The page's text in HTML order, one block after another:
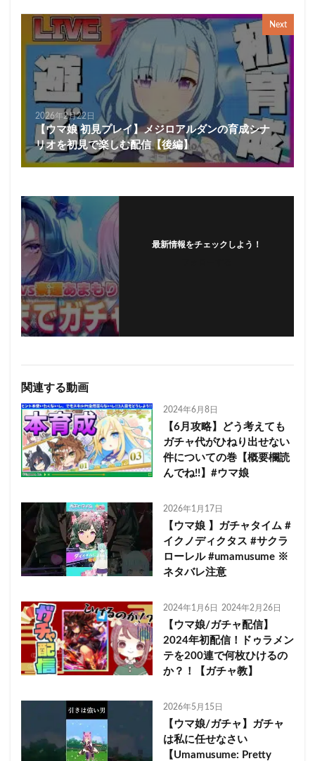
Next
2026年2月22日
【ウマ娘 初見プレイ】メジロアルダンの育成シナ
リオを初見で楽しむ配信【後編】
最新情報をチェックしよう！
関連する動画
2024年6月8日
【6月攻略】どう考えても
ガチャ代がひねり出せない
件についての巻【概要欄読
んでね!!】#ウマ娘
2026年1月17日
【ウマ娘 】ガチャタイム #
イクノディクタス #サクラ
ローレル #umamusume ※
ネタバレ注意
2024年1月6日 2024年2月26日
【ウマ娘/ガチャ配信】
2024年初配信！ドゥラメン
テを200連で何枚ひけるの
か？！【ガチャ教】
2026年5月15日
【ウマ娘/ガチャ】ガチャ
は私に任せなさい
【Umamusume: Pretty